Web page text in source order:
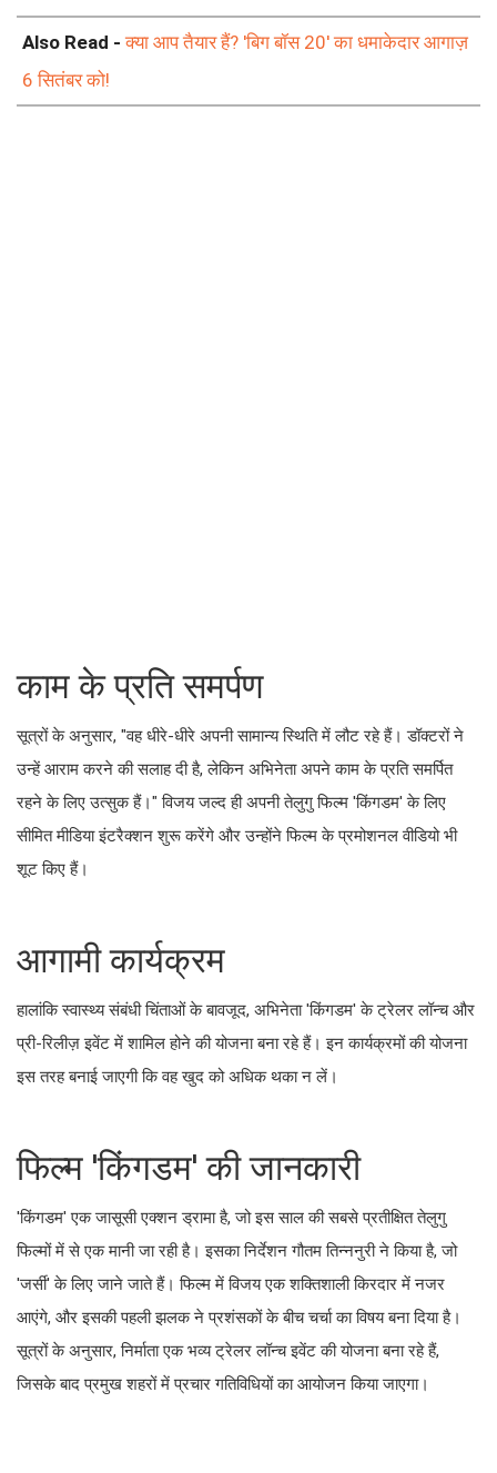
Also Read -क्या आप तैयार हैं? 'बिग बॉस 20' का धमाकेदार आगाज़
6 सितंबर को!
काम के प्रति समर्पण
सूत्रों के अनुसार, "वह धीरे-धीरे अपनी सामान्य स्थिति में लौट रहे हैं। डॉक्टरों ने
उन्हें आराम करने की सलाह दी है, लेकिन अभिनेता अपने काम के प्रति समर्पित
रहने के लिए उत्सुक हैं।" विजय जल्द ही अपनी तेलुगु फिल्म 'किंगडम' के लिए
सीमित मीडिया इंटरैक्शन शुरू करेंगे और उन्होंने फिल्म के प्रमोशनल वीडियो भी
शूट किए हैं।
आगामी कार्यक्रम
हालांकि स्वास्थ्य संबंधी चिंताओं के बावजूद, अभिनेता 'किंगडम' के ट्रेलर लॉन्च और
प्री-रिलीज़ इवेंट में शामिल होने की योजना बना रहे हैं। इन कार्यक्रमों की योजना
इस तरह बनाई जाएगी कि वह खुद को अधिक थका न लें।
फिल्म 'किंगडम' की जानकारी
'किंगडम' एक जासूसी एक्शन ड्रामा है, जो इस साल की सबसे प्रतीक्षित तेलुगु
फिल्मों में से एक मानी जा रही है। इसका निर्देशन गौतम तिन्ननुरी ने किया है, जो
'जर्सी' के लिए जाने जाते हैं। फिल्म में विजय एक शक्तिशाली किरदार में नजर
आएंगे, और इसकी पहली झलक ने प्रशंसकों के बीच चर्चा का विषय बना दिया है।
सूत्रों के अनुसार, निर्माता एक भव्य ट्रेलर लॉन्च इवेंट की योजना बना रहे हैं,
जिसके बाद प्रमुख शहरों में प्रचार गतिविधियों का आयोजन किया जाएगा।